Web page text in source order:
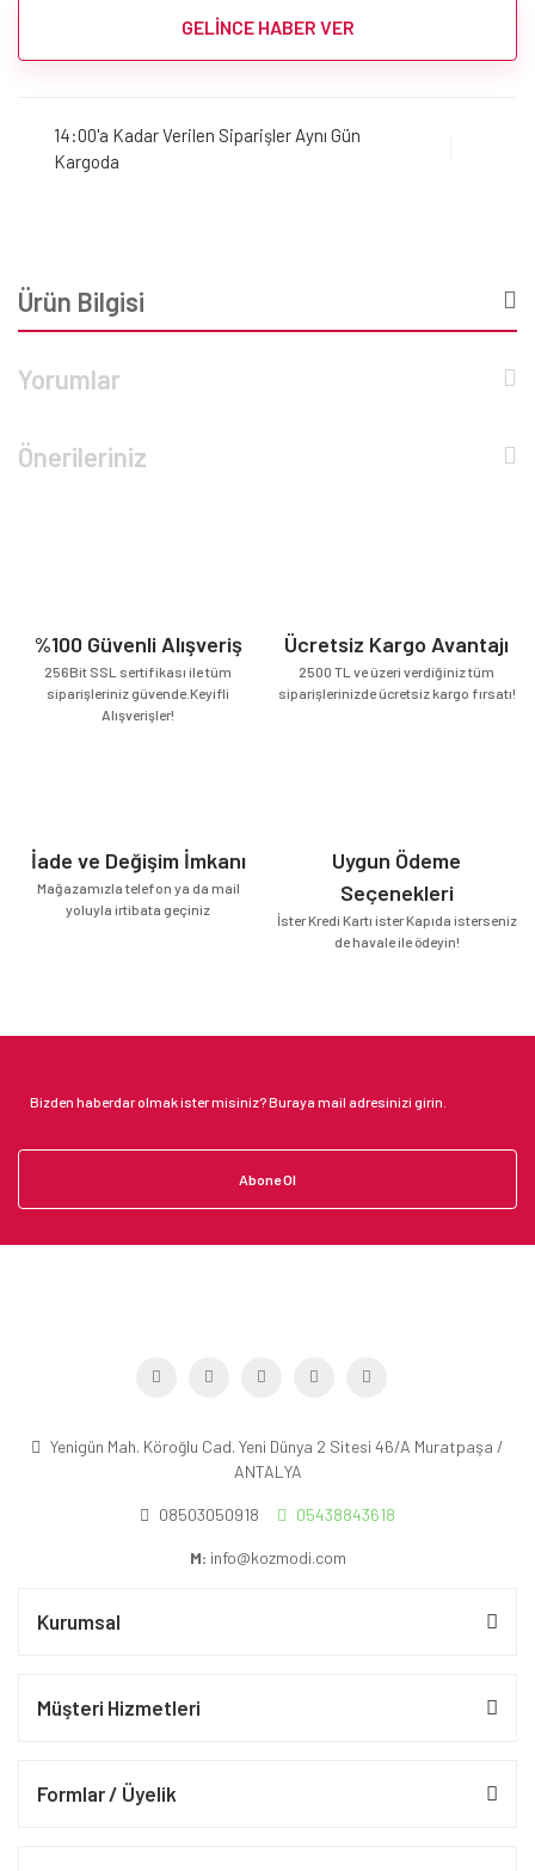
GELİNCE HABER VER
14:00'a Kadar Verilen Siparişler Aynı Gün
Kargoda
Ürün Bilgisi
Yorumlar
Önerileriniz
%100 Güvenli Alışveriş
256Bit SSL sertifikası ile tüm
siparişleriniz güvende.Keyifli
Alışverişler!
Ücretsiz Kargo Avantajı
2500 TL ve üzeri verdiğiniz tüm
siparişlerinizde ücretsiz kargo fırsatı!
İade ve Değişim İmkanı
Mağazamızla telefon ya da mail
yoluyla irtibata geçiniz
Uygun Ödeme
Seçenekleri
İster Kredi Kartı ister Kapıda isterseniz
de havale ile ödeyin!
Abone Ol
Yenigün Mah. Köroğlu Cad. Yeni Dünya 2 Sitesi 46/A Muratpaşa /
ANTALYA
08503050918 05438843618
M: info@kozmodi.com
Kurumsal
Müşteri Hizmetleri
Formlar / Üyelik